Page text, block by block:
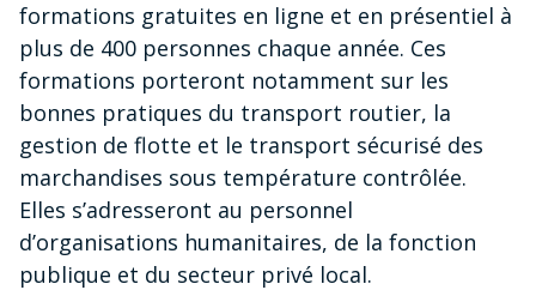
formations gratuites en ligne et en présentiel à
plus de 400 personnes chaque année. Ces
formations porteront notamment sur les
bonnes pratiques du transport routier, la
gestion de flotte et le transport sécurisé des
marchandises sous température contrôlée.
Elles s’adresseront au personnel
d’organisations humanitaires, de la fonction
publique et du secteur privé local.